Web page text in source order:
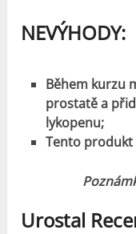
NEVÝHODY:
Během kurzu
prostatě a
lykopenu;
Tento produkt
Urostal